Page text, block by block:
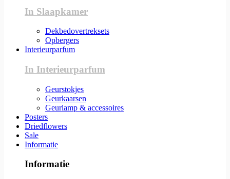
In Slaapkamer
Dekbedovertreksets
Opbergers
Interieurparfum
In Interieurparfum
Geurstokjes
Geurkaarsen
Geurlamp & accessoires
Posters
Driedflowers
Sale
Informatie
Informatie